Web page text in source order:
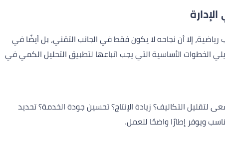
إلا أن نجاحه لا يكون فقط في الجانب التقني، بل أيضًا في
الأساسية التي يجب اتباعها لتطبيق التحليل الكمي في
التكاليف؟ زيادة الإنتاج؟ تحسين جودة الخدمة؟ تحديد
ويوفر إطارًا واضحًا للعمل.